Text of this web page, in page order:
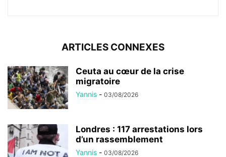
ARTICLES CONNEXES
Ceuta au cœur de la crise
migratoire
Yannis - 03/08/2026
Londres : 117 arrestations lors
d’un rassemblement
Yannis - 03/08/2026